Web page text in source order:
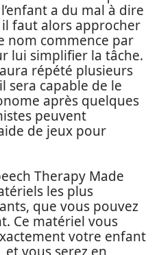
a du mal à dire
faut alors approcher
nom commence par
lui simplifier la tâche.
répété plusieurs
sera capable de le
après quelques
peuvent
de jeux pour
Therapy Made
les plus
que vous pouvez
Ce matériel vous
votre enfant